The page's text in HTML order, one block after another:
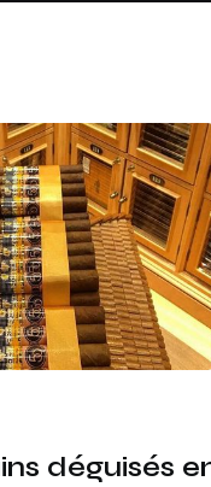
déguisés